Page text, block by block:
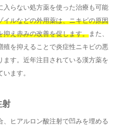
入らない処方薬を使った治療も可能
イルなどの外用薬は、ニキビの原因
抑え赤みの改善を促します。また、
殖を抑えることで炎症性ニキビの悪
す。近年注目されている漢方薬を
ます。
射
、ヒアルロン酸注射で凹みを埋める